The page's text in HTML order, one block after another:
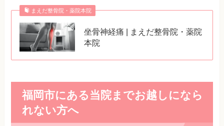
まえだ整骨院・薬院本院
坐骨神経痛 | まえだ整骨院・薬院
本院
福岡市にある当院までお越しになら
れない方へ